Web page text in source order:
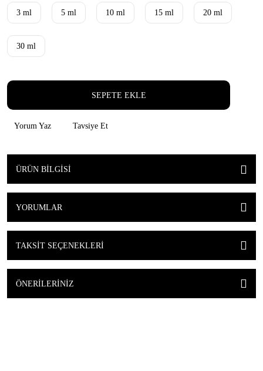
3 ml 5 ml 10 ml 15 ml 20 ml
30 ml
SEPETE EKLE
Yorum Yaz Tavsiye Et
ÜRÜN BILGISI
YORUMLAR
TAKSIT SEÇENEKLERI
ÖNERILERINIZ